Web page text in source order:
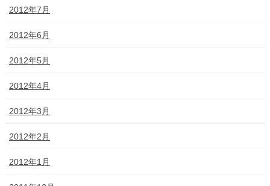
2012年7月
2012年6月
2012年5月
2012年4月
2012年3月
2012年2月
2012年1月